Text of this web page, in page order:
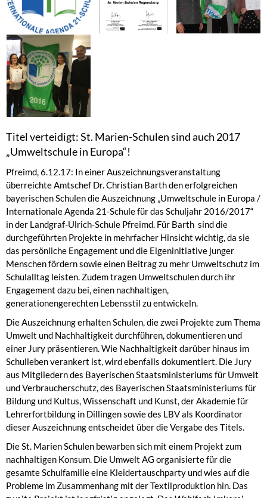
Titel verteidigt: St. Marien-Schulen sind auch 2017
„Umweltschule in Europa“!
Pfreimd, 6.12.17: In einer Auszeichnungsveranstaltung
überreichte Amtschef Dr. Christian Barth den erfolgreichen
bayerischen Schulen die Auszeichnung „Umweltschule in Europa /
Internationale Agenda 21-Schule für das Schuljahr 2016/2017“
in der Landgraf-Ulrich-Schule Pfreimd. Für Barth sind die
durchgeführten Projekte in mehrfacher Hinsicht wichtig, da sie
das persönliche Engagement und die Eigeninitiative junger
Menschen fördern sowie einen Beitrag zu mehr Umweltschutz im
Schulalltag leisten. Zudem tragen Umweltschulen durch ihr
Engagement dazu bei, einen nachhaltigen,
generationengerechten Lebensstil zu entwickeln.
Die Auszeichnung erhalten Schulen, die zwei Projekte zum Thema
Umwelt und Nachhaltigkeit durchführen, dokumentieren und
einer Jury präsentieren. Wie Nachhaltigkeit darüber hinaus im
Schulleben verankert ist, wird ebenfalls dokumentiert. Die Jury
aus Mitgliedern des Bayerischen Staatsministeriums für Umwelt
und Verbraucherschutz, des Bayerischen Staatsministeriums für
Bildung und Kultus, Wissenschaft und Kunst, der Akademie für
Lehrerfortbildung in Dillingen sowie des LBV als Koordinator
dieser Auszeichnung entscheidet über die Vergabe des Titels.
Die St. Marien Schulen bewarben sich mit einem Projekt zum
nachhaltigen Konsum. Die Umwelt AG organisierte für die
gesamte Schulfamilie eine Kleidertauschparty und wies auf die
Probleme im Zusammenhang mit der Textilproduktion hin. Das